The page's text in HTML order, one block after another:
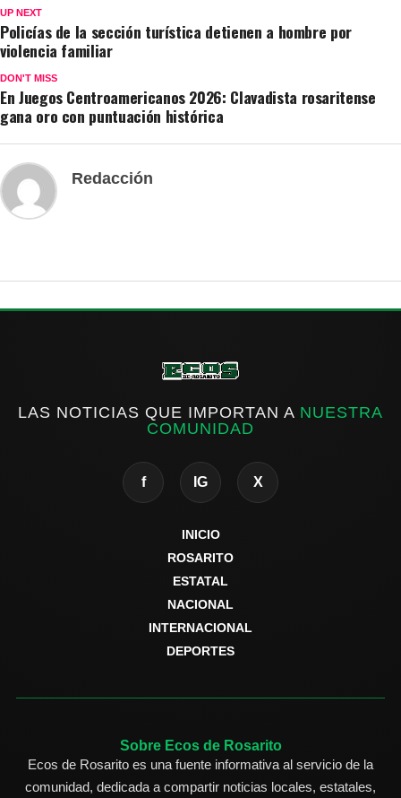
UP NEXT
Policías de la sección turística detienen a hombre por
violencia familiar
DON'T MISS
En Juegos Centroamericanos 2026: Clavadista rosaritense
gana oro con puntuación histórica
Redacción
LAS NOTICIAS QUE IMPORTAN A NUESTRA
COMUNIDAD
f IG X
INICIO
ROSARITO
ESTATAL
NACIONAL
INTERNACIONAL
DEPORTES
Sobre Ecos de Rosarito
Ecos de Rosarito es una fuente informativa al servicio de la
comunidad, dedicada a compartir noticias locales, estatales,